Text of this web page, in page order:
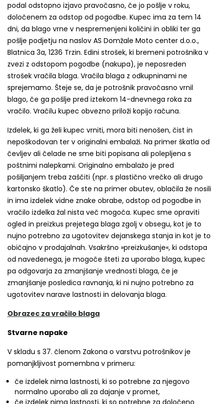
podal odstopno izjavo pravočasno, če jo pošlje v roku,
določenem za odstop od pogodbe. Kupec ima za tem 14
dni, da blago vrne v nespremenjeni količini in obliki ter ga
pošlje podjetju na naslov AS Domžale Moto center d.o.o.,
Blatnica 3a, 1236 Trzin. Edini strošek, ki bremeni potrošnika v
zvezi z odstopom pogodbe (nakupa), je neposreden
strošek vračila blaga. Vračila blaga z odkupninami ne
sprejemamo. Šteje se, da je potrošnik pravočasno vrnil
blago, če ga pošlje pred iztekom 14-dnevnega roka za
vračilo. Vračilu kupec obvezno priloži kopijo računa.
Izdelek, ki ga želi kupec vrniti, mora biti nenošen, čist in
nepoškodovan ter v originalni embalaži. Na primer škatla od
čevljev ali čelade ne sme biti popisana ali polepljena s
poštnimi nalepkami. Originalno embalažo je pred
pošiljanjem treba zaščiti (npr. s plastično vrečko ali drugo
kartonsko škatlo). Če ste na primer obutev, oblačila že nosili
in ima izdelek vidne znake obrabe, odstop od pogodbe in
vračilo izdelka žal nista več mogoča. Kupec sme opraviti
ogled in preizkus prejetega blaga zgolj v obsegu, kot je to
nujno potrebno za ugotovitev dejanskega stanja in kot je to
običajno v prodajalnah. Vsakršno »preizkušanje«, ki odstopa
od navedenega, je mogoče šteti za uporabo blaga, kupec
pa odgovarja za zmanjšanje vrednosti blaga, če je
zmanjšanje posledica ravnanja, ki ni nujno potrebno za
ugotovitev narave lastnosti in delovanja blaga.
Obrazec za vračilo blaga
Stvarne napake
V skladu s 37. členom Zakona o varstvu potrošnikov je
pomanjkljivost pomembna v primeru:
če izdelek nima lastnosti, ki so potrebne za njegovo
normalno uporabo ali za dajanje v promet,
če izdelek nima lastnosti, ki so potrebne za določeno